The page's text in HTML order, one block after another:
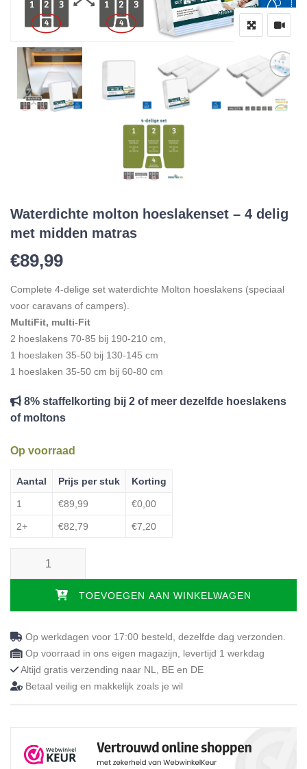
Waterdichte molton hoeslakenset – 4 delig
met midden matras
€89,99
Complete 4-delige set waterdichte Molton hoeslakens (speciaal
voor caravans of campers).
MultiFit, multi-Fit
2 hoeslakens 70-85 bij 190-210 cm,
1 hoeslaken 35-50 bij 130-145 cm
1 hoeslaken 35-50 cm bij 60-80 cm
8% staffelkorting bij 2 of meer dezelfde hoeslakens
of moltons
Op voorraad
Aantal Prijs per stuk Korting
1 €89,99 €0,00
2+ €82,79 €7,20
TOEVOEGEN AAN WINKELWAGEN
Op werkdagen voor 17:00 besteld, dezelfde dag verzonden.
Op voorraad in ons eigen magazijn, levertijd 1 werkdag
Altijd gratis verzending naar NL, BE en DE
Betaal veilig en makkelijk zoals je wil